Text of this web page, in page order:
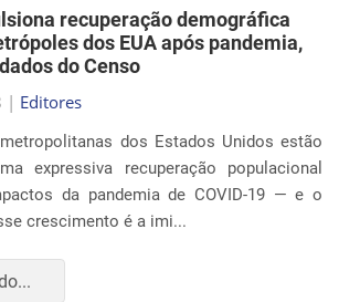
dos EUA após pandemia,
do Censo
|Editores
dos Estados Unidos estão
expressiva recuperação populacional
da pandemia de COVID-19 — e o
crescimento é a imi...